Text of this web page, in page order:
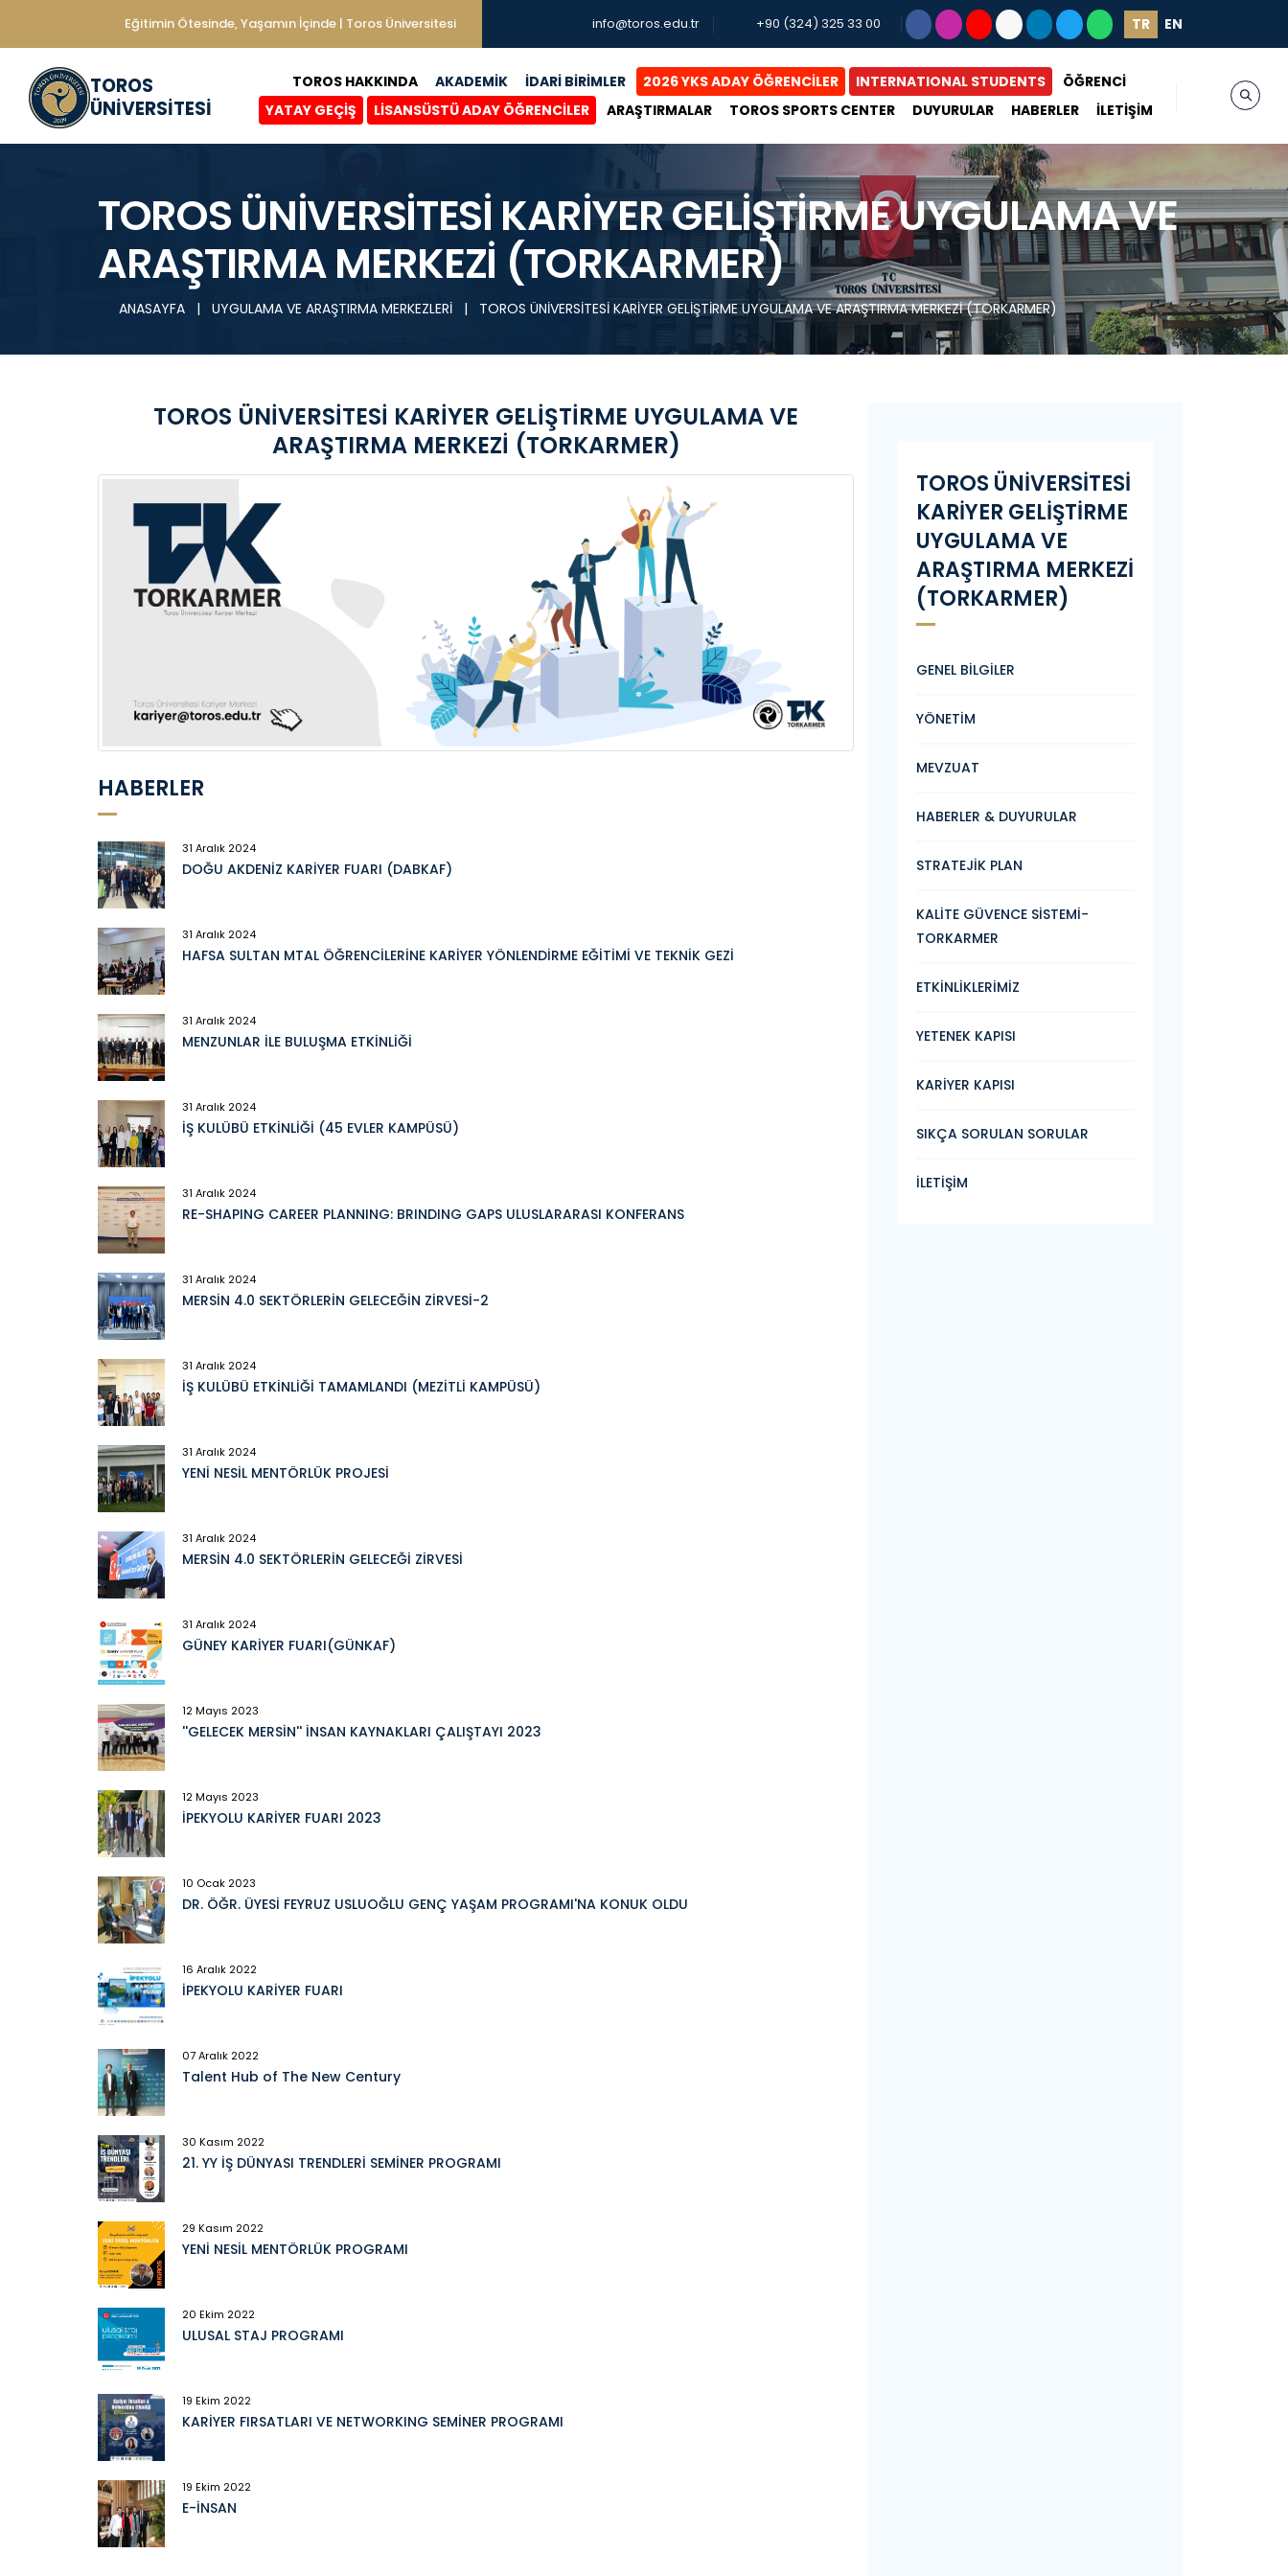
Eğitimin Ötesinde, Yaşamın İçinde | Toros Üniversitesi info@toros.edu.tr +90 (324) 325 33 00 TR EN
TOROS
ÜNİVERSİTESİ
TOROS HAKKINDA AKADEMİK İDARİ BİRİMLER 2026 YKS ADAY ÖĞRENCİLER INTERNATIONAL STUDENTS
ÖĞRENCİ
YATAY GEÇİŞ
LİSANSÜSTÜ ADAY ÖĞRENCİLER ARAŞTIRMALAR TOROS SPORTS CENTER DUYURULAR HABERLER İLETİŞİM
TOROS ÜNİVERSİTESİ KARİYER GELİŞTİRME UYGULAMA VE
ARAŞTIRMA MERKEZİ (TORKARMER)
ANASAYFA | UYGULAMA VE ARAŞTIRMA MERKEZLERİ | TOROS ÜNİVERSİTESİ KARİYER GELİŞTİRME UYGULAMA VE ARAŞTIRMA MERKEZİ (TORKARMER)
TOROS ÜNİVERSİTESİ KARİYER GELİŞTİRME UYGULAMA VE
ARAŞTIRMA MERKEZİ (TORKARMER)
HABERLER
31 Aralık 2024
DOĞU AKDENİZ KARİYER FUARI (DABKAF)
31 Aralık 2024
HAFSA SULTAN MTAL ÖĞRENCİLERİNE KARİYER YÖNLENDİRME EĞİTİMİ VE TEKNİK GEZİ
31 Aralık 2024
MENZUNLAR İLE BULUŞMA ETKİNLİĞİ
31 Aralık 2024
İŞ KULÜBÜ ETKİNLİĞİ (45 EVLER KAMPÜSÜ)
31 Aralık 2024
RE-SHAPING CAREER PLANNING: BRINDING GAPS ULUSLARARASI KONFERANS
31 Aralık 2024
MERSİN 4.0 SEKTÖRLERİN GELECEĞİN ZİRVESİ-2
31 Aralık 2024
İŞ KULÜBÜ ETKİNLİĞİ TAMAMLANDI (MEZİTLİ KAMPÜSÜ)
31 Aralık 2024
YENİ NESİL MENTÖRLÜK PROJESİ
31 Aralık 2024
MERSİN 4.0 SEKTÖRLERİN GELECEĞİ ZİRVESİ
31 Aralık 2024
GÜNEY KARİYER FUARI(GÜNKAF)
12 Mayıs 2023
''GELECEK MERSİN'' İNSAN KAYNAKLARI ÇALIŞTAYI 2023
12 Mayıs 2023
İPEKYOLU KARİYER FUARI 2023
10 Ocak 2023
DR. ÖĞR. ÜYESİ FEYRUZ USLUOĞLU GENÇ YAŞAM PROGRAMI'NA KONUK OLDU
16 Aralık 2022
İPEKYOLU KARİYER FUARI
07 Aralık 2022
Talent Hub of The New Century
30 Kasım 2022
21. YY İŞ DÜNYASI TRENDLERİ SEMİNER PROGRAMI
29 Kasım 2022
YENİ NESİL MENTÖRLÜK PROGRAMI
20 Ekim 2022
ULUSAL STAJ PROGRAMI
19 Ekim 2022
KARİYER FIRSATLARI VE NETWORKING SEMİNER PROGRAMI
19 Ekim 2022
E-İNSAN
TOROS ÜNİVERSİTESİ
KARİYER GELİŞTİRME
UYGULAMA VE
ARAŞTIRMA MERKEZİ
(TORKARMER)
GENEL BİLGİLER
YÖNETİM
MEVZUAT
HABERLER & DUYURULAR
STRATEJİK PLAN
KALİTE GÜVENCE SİSTEMİ-
TORKARMER
ETKİNLİKLERİMİZ
YETENEK KAPISI
KARİYER KAPISI
SIKÇA SORULAN SORULAR
İLETİŞİM